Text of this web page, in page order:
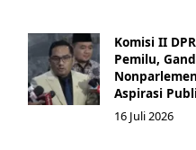
Komisi II
Pemilu,
Aspirasi
16 Juli 2026